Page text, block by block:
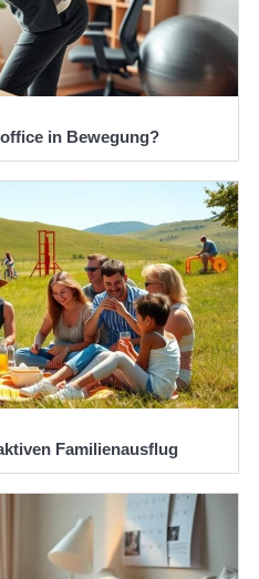
in Bewegung?
Familienausflug